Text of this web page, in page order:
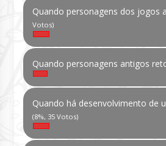
Quando personagens dos jogos
Votos)
Quando personagens antigos
Quando há desenvolvimento de
(8%, 35 Votos)